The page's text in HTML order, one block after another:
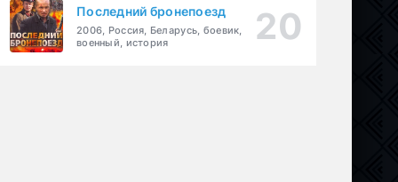
драма,криминал
Последний бронепоезд
2006, Россия, Беларусь, боевик,
военный, история